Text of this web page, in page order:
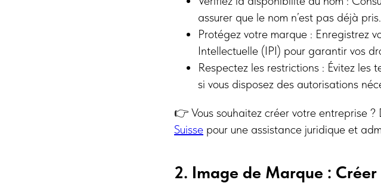
assurer que le nom n’est pas déjà pris.
Protégez votre marque : Enregistrez
Intellectuelle (IPI) pour garantir vos
Respectez les restrictions : Évitez les
si vous disposez des autorisations
👉 Vous souhaitez créer votre entreprise ?
Suisse pour une assistance juridique et
2. Image de Marque :